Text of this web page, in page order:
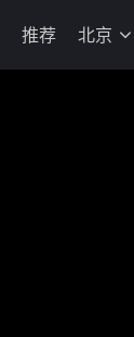
推荐 北京